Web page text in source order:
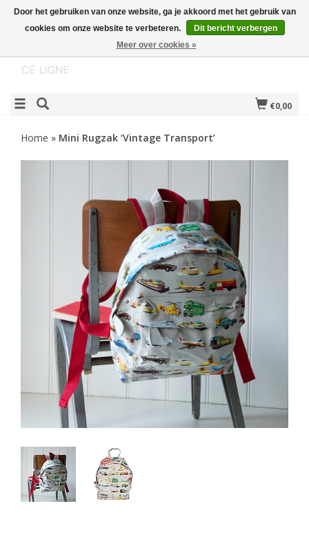
€0,00
Home » Mini Rugzak ‘Vintage Transport’
Door het gebruiken van onze website, ga je akkoord met het gebruik van
cookies om onze website te verbeteren.
Dit bericht verbergen
Meer over cookies »